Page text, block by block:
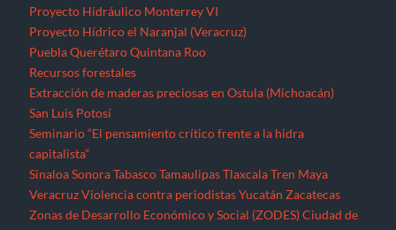
Proyecto Hidráulico Monterrey VI
Proyecto Hídrico el Naranjal (Veracruz)
Puebla Querétaro Quintana Roo
Recursos forestales
Extracción de maderas preciosas en Ostula (Michoacán)
San Luis Potosí
Seminario “El pensamiento crítico frente a la hidra
capitalista”
Sinaloa Sonora Tabasco Tamaulipas Tlaxcala Tren Maya
Veracruz Violencia contra periodistas Yucatán Zacatecas
Zonas de Desarrollo Económico y Social (ZODES) Ciudad de